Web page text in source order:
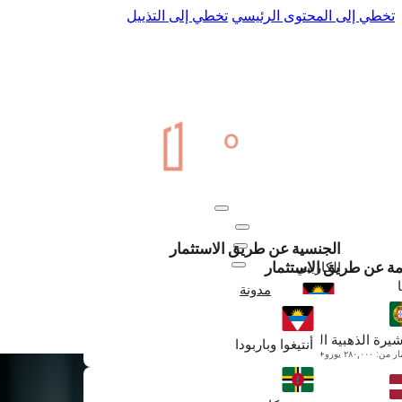
تخطي إلى المحتوى الرئيسي تخطي إلى التذييل
الجنسية عن طريق الاستثمار
الكاريبي
أنتيغوا وباربودا
ابتداءً من $230,000
دومينيكا
عن طريق الاستثمار
الذهبية البرتغالية
٢٨٠,٠٠٠ يورو+
موارد
مدونة
تجديدات
أنتيغوا وباربودا
+971 50 895 6330